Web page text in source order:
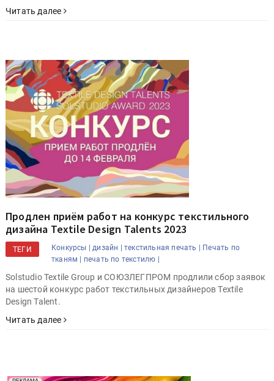
Читать далее
Продлен приём работ на конкурс текстильного
дизайна Textile Design Talents 2023
ТЕГИ Конкурсы | дизайн | текстильная печать | Печать по
тканям | печать по текстилю |
Solstudio Textile Group и СОЮЗЛЕГПРОМ продлили сбор заявок
на шестой конкурс работ текстильных дизайнеров Textile
Design Talent.
Читать далее